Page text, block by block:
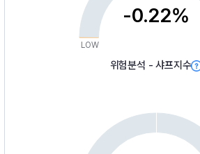
-0.22%
LOW
위험분석 - 샤프지수